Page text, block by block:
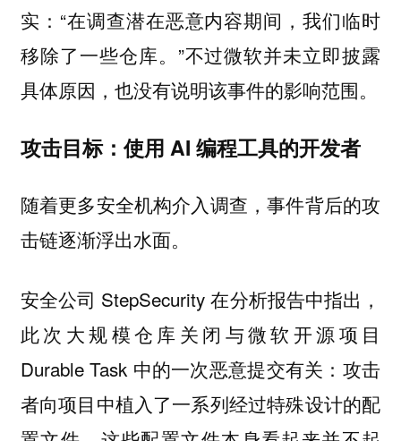
实：“在调查潜在恶意内容期间，我们临时
移除了一些仓库。”不过微软并未立即披露
具体原因，也没有说明该事件的影响范围。
攻击目标：使用 AI 编程工具的开发者
随着更多安全机构介入调查，事件背后的攻
击链逐渐浮出水面。
安全公司 StepSecurity 在分析报告中指出，
此次大规模仓库关闭与微软开源项目
Durable Task 中的一次恶意提交有关：攻击
者向项目中植入了一系列经过特殊设计的配